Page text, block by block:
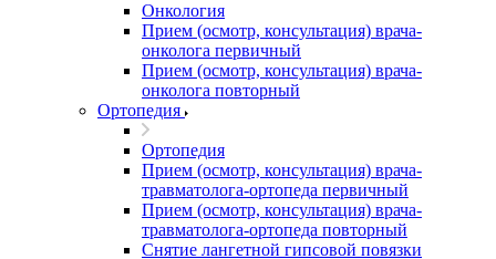
Онкология
Прием (осмотр, консультация) врача-
онколога первичный
Прием (осмотр, консультация) врача-
онколога повторный
Ортопедия
Ортопедия
Прием (осмотр, консультация) врача-
травматолога-ортопеда первичный
Прием (осмотр, консультация) врача-
травматолога-ортопеда повторный
Снятие лангетной гипсовой повязки